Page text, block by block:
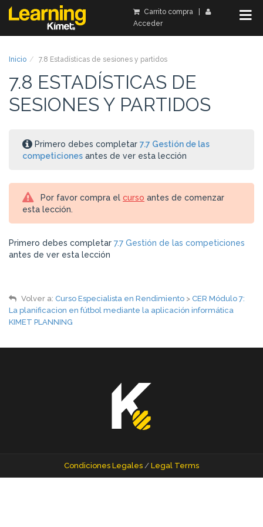
Carrito compra|
Acceder
Inicio 7.8 Estadísticas de sesiones y partidos
7.8 ESTADÍSTICAS DE
SESIONES Y PARTIDOS
Primero debes completar7.7 Gestión de las
competicionesantes de ver esta lección
Por favor compra elcurso antes de comenzar
esta lección.
Primero debes completar 7.7 Gestión de las competiciones
antes de ver esta lección
Volver a:Curso Especialista en Rendimiento >CER Módulo 7:
La planificacion en fútbol mediante la aplicación informática
KIMET PLANNING
Condiciones Legales / Legal Terms